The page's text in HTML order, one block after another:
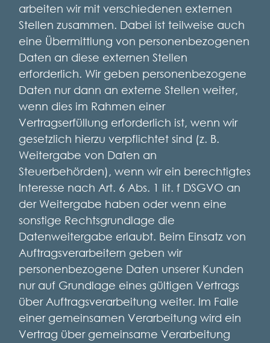
arbeiten wir mit verschiedenen externen
Stellen zusammen. Dabei ist teilweise auch
eine Übermittlung von personenbezogenen
Daten an diese externen Stellen
erforderlich. Wir geben personenbezogene
Daten nur dann an externe Stellen weiter,
wenn dies im Rahmen einer
Vertragserfüllung erforderlich ist, wenn wir
gesetzlich hierzu verpflichtet sind (z. B.
Weitergabe von Daten an
Steuerbehörden), wenn wir ein berechtigtes
Interesse nach Art. 6 Abs. 1 lit. f DSGVO an
der Weitergabe haben oder wenn eine
sonstige Rechtsgrundlage die
Datenweitergabe erlaubt. Beim Einsatz von
Auftragsverarbeitern geben wir
personenbezogene Daten unserer Kunden
nur auf Grundlage eines gültigen Vertrags
über Auftragsverarbeitung weiter. Im Falle
einer gemeinsamen Verarbeitung wird ein
Vertrag über gemeinsame Verarbeitung